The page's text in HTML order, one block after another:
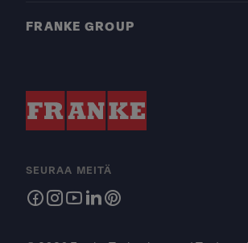
FRANKE GROUP
SEURAA MEITÄ